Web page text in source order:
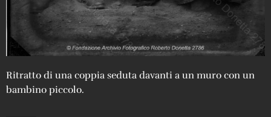
Ritratto di una coppia seduta davanti a un muro con un
bambino piccolo.